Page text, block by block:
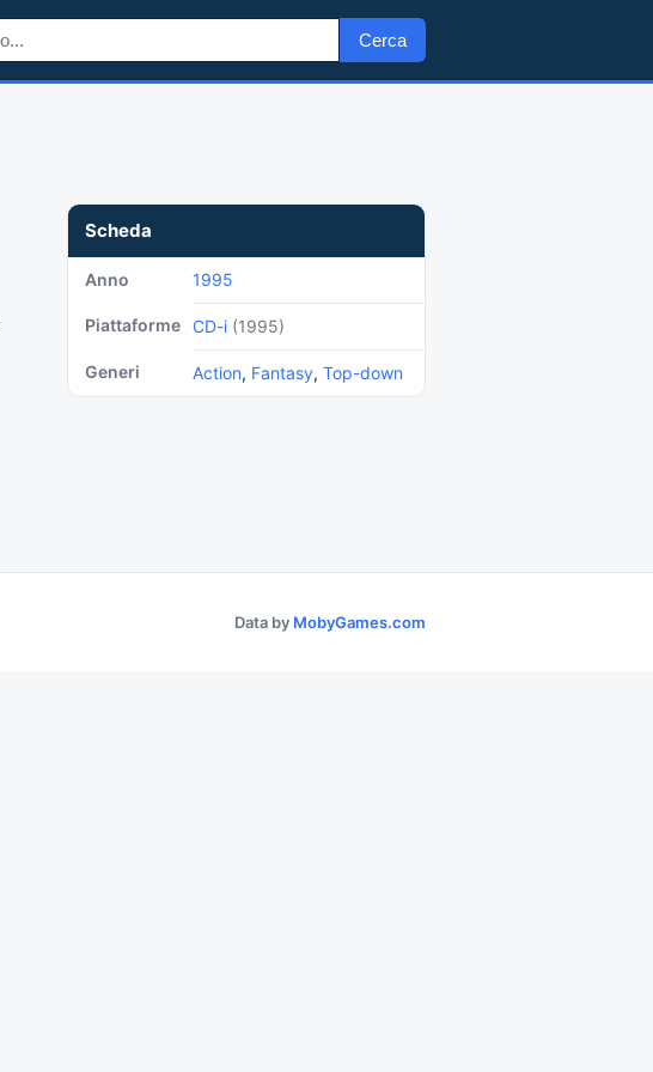
Cerca
Scheda
Anno 1995
Piattaforme CD-i (1995)
Generi Action, Fantasy, Top-down
Data by MobyGames.com